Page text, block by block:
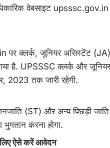
वेबसाइट
पर क्लर्क, जूनियर असिस्टेंट
गया है. UPSSSC क्लर्क और
2023 तक जारी रहेगी.
(ST) और अन्य पिछड़ी
करना होगा.
ऐसे करें आवेदन